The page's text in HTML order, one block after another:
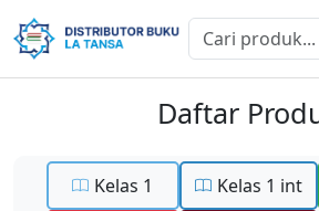
Daftar
Kelas 1 Kelas 1 int